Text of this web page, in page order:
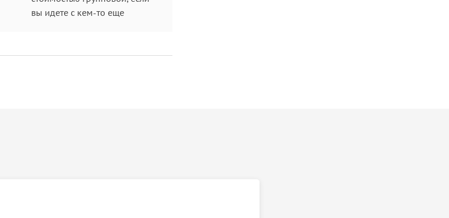
вы идете с кем-то еще